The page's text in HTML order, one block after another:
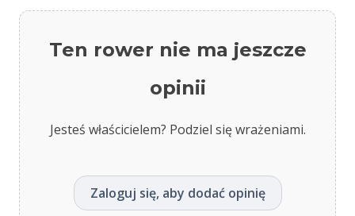
Ten rower nie ma jeszcze
opinii
Jesteś właścicielem? Podziel się wrażeniami.
Zaloguj się, aby dodać opinię